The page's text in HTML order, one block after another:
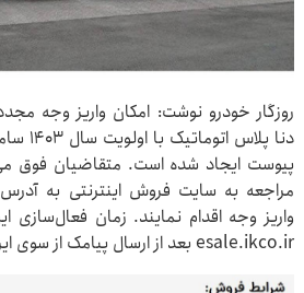
روزگار خودرو نوشت: امکان واریز وجه
دنا
واریز وجه اقدام نمایند. زمان
esale.ikco.ir بعد از ارسال پیامک از سوی ایران‌خودرو خواهد بود.